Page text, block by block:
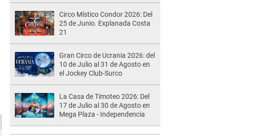
Circo Místico Condor 2026: Del
25 de Junio. Explanada Costa
21
Gran Circo de Ucrania 2026: del
10 de Julio al 31 de Agosto en
el Jockey Club-Surco
La Casa de Timoteo 2026: Del
17 de Julio al 30 de Agosto en
Mega Plaza - Independencia